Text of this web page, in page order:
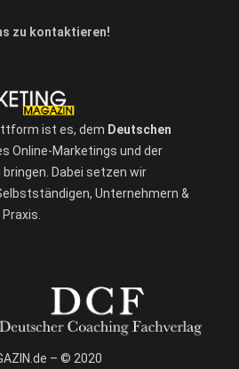
zu kontaktieren!
ist es, dem Deutschen
Online-Marketings und der
Dabei setzen wir
Unternehmern &
– © 2020